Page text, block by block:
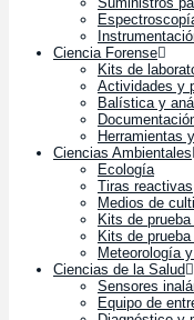
Ciencia Forense
Kits de
Actividades y
Balística y
Herramientas
Ciencias Ambientales
Ecología
Tiras reactivas
Medios de
Kits de
Kits de
Meteorología
Ciencias de la Salud
Sensores
Equipo de